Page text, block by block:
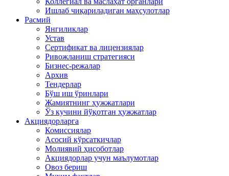
Ишлаб чиқариладиган маҳсулотлар
Расмий
Янгиликлар
Устав
Сертификат ва лицензиялар
Ривожланиш стратегияси
Бизнес-режалар
Архив
Тендерлар
Бўш иш ўринлари
Жамиятнинг ҳужжатлари
Ўз кучини йўқотган ҳужжатлар
Акциядорларга
Комиссиялар
Асосий кўрсаткичлар
Молиявий ҳисоботлар
Акциядорлар учун маълумотлар
Овоз бериш